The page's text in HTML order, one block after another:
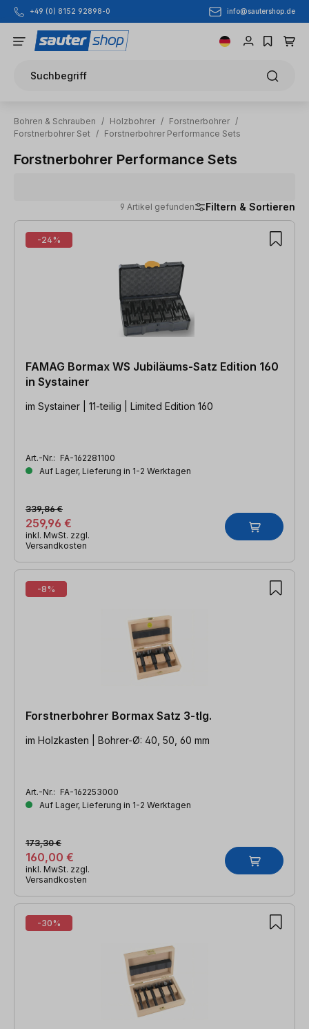
Zum Hauptinhalt springen
+49 (0) 8152 92898-0 info@sautershop.de
Suchbegriff
Bohren & Schrauben / Holzbohrer / Forstnerbohrer /
Forstnerbohrer Set / Forstnerbohrer Performance Sets
Forstnerbohrer Performance Sets
9 Artikel gefunden Filtern & Sortieren
9 Artikel gefunden
-24%
FAMAG Bormax WS Jubiläums-Satz Edition 160
in Systainer
im Systainer | 11-teilig | Limited Edition 160
Art.-Nr.: FA-162281100
Auf Lager, Lieferung in 1-2 Werktagen
259,96 €
339,86 €
inkl. MwSt. zzgl.
Versandkosten
-8%
Forstnerbohrer Bormax Satz 3-tlg.
im Holzkasten | Bohrer-Ø: 40, 50, 60 mm
Art.-Nr.: FA-162253000
Auf Lager, Lieferung in 1-2 Werktagen
160,00 €
173,30 €
inkl. MwSt. zzgl.
Versandkosten
-30%